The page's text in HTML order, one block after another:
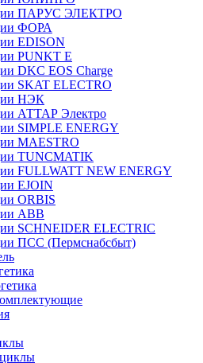
ПАРУС ЭЛЕКТРО
ФОРА
EDISON
PUNKT E
DKC EOS Charge
SKAT ELECTRO
НЭК
АТТАР Электро
SIMPLE ENERGY
MAESTRO
TUNCMATIK
FULLWATT NEW ENERGY
EJOIN
ORBIS
ABB
SCHNEIDER ELECTRIC
ПСС (Пермснабсбыт)